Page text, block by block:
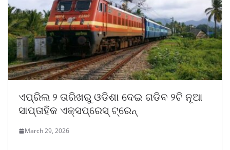
ଏପ୍ରିଲ ୨ ତାରିଖରୁ ଓଡିଶା ଦେଇ ଗଡିବ ୨ଟି ନୂଆ
ସାପ୍ତାହିକ ଏକ୍ସପ୍ରେସ୍ ଟ୍ରେନ୍
March 29, 2026